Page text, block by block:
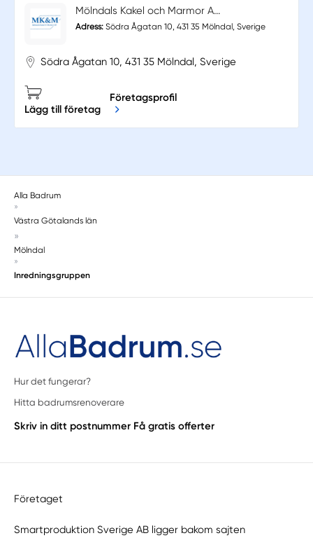
Mölndals Kakel och Marmor A...
Adress: Södra Ågatan 10, 431 35 Mölndal, Sverige
Södra Ågatan 10, 431 35 Mölndal, Sverige
Lägg till företag
Företagsprofil
Alla Badrum
»
Västra Götalands län
»
Mölndal
»
Inredningsgruppen
Hur det fungerar?
Hitta badrumsrenoverare
Skriv in ditt postnummer Få gratis offerter
Företaget
Smartproduktion Sverige AB ligger bakom sajten